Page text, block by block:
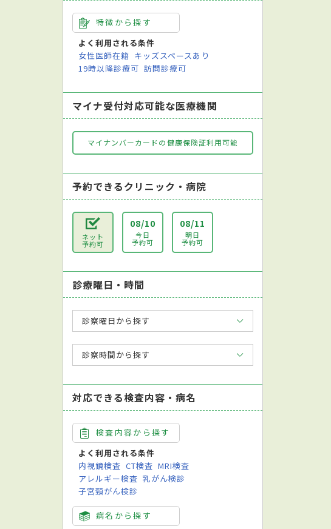
特徴から探す
よく利用される条件
女性医師在籍 キッズスペースあり
19時以降診療可 訪問診療可
マイナ受付対応可能な医療機関
マイナンバーカードの健康保険証利用可能
予約できるクリニック・病院
ネット
予約可
08/10
今日
予約可
08/11
明日
予約可
診療曜日・時間
診察曜日から探す
診察時間から探す
対応できる検査内容・病名
検査内容から探す
よく利用される条件
内視鏡検査 CT検査 MRI検査
アレルギー検査 乳がん検診
子宮頸がん検診
病名から探す